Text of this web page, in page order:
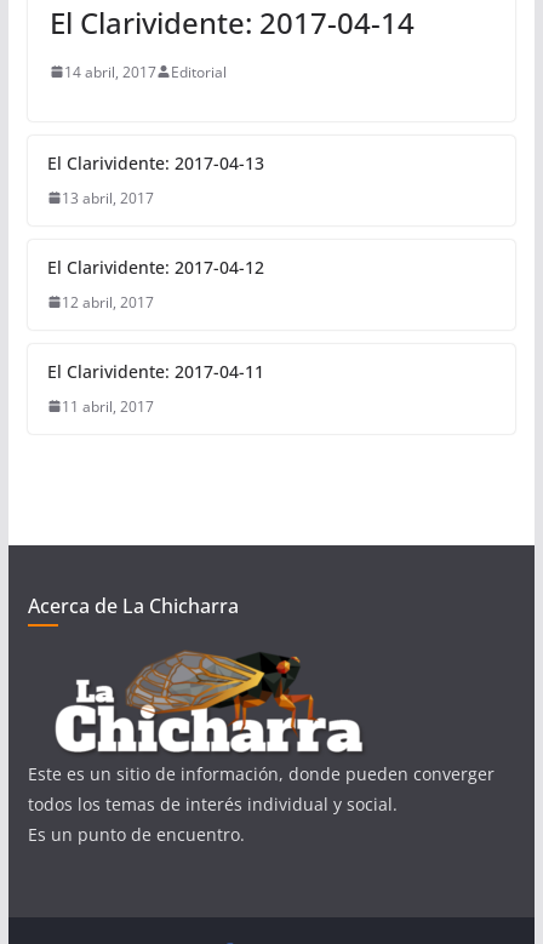
El Clarividente: 2017-04-14
14 abril, 2017 Editorial
El Clarividente: 2017-04-13
13 abril, 2017
El Clarividente: 2017-04-12
12 abril, 2017
El Clarividente: 2017-04-11
11 abril, 2017
Acerca de La Chicharra
Este es un sitio de información, donde pueden converger
todos los temas de interés individual y social.
Es un punto de encuentro.